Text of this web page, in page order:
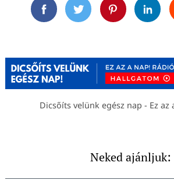
FacebookTwitterPinterest
Dicsőíts velünk egész nap - Ez az
Neked ajánljuk: